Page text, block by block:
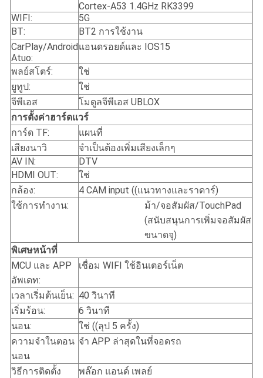
Cortex-A53 1.4GHz RK3399
WIFI:
5G
BT:
BT2 การใช้งาน
CarPlay/Android
Atuo:
แอนดรอยด์และ IOS15
พลย์สโตร์:
ใช่
ยูทูป:
ใช่
จีพีเอส
โมดูลจีพีเอส UBLOX
การตั้งค่าฮาร์ดแวร์
การ์ด TF:
แผนที่
เสียงนาวิ
จําเป็นต้องเพิ่มเสียงเล็กๆ
AV IN:
DTV
HDMI OUT:
ใช่
กล้อง:
4 CAM input ((แนวทางและราดาร์)
ใช้การทํางาน:
ม้า/จอสัมผัส/TouchPad
(สนับสนุนการเพิ่มจอสัมผัส
ขนาดจุ)
พิเศษหน้าที่
MCU และ APP
อัพเดท:
เชื่อม WIFI ใช้อินเตอร์เน็ต
เวลาเริ่มต้นเย็น: 40 วินาที
เริ่มร้อน:
6 วินาที
นอน:
ใช่ ((ลุป 5 ครั้ง)
ความจําในตอน
นอน
จํา APP ล่าสุดในที่จอดรถ
วิธีการติดตั้ง พล๊อก แอนด์ เพลย์